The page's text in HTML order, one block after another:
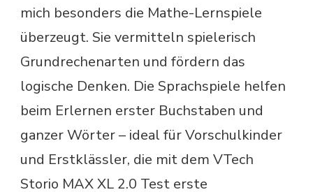
mich besonders die Mathe-Lernspiele
überzeugt. Sie vermitteln spielerisch
Grundrechenarten und fördern das
logische Denken. Die Sprachspiele helfen
beim Erlernen erster Buchstaben und
ganzer Wörter – ideal für Vorschulkinder
und Erstklässler, die mit dem VTech
Storio MAX XL 2.0 Test erste